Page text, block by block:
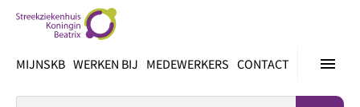
inhoud
menu
MIJNSKB WERKEN BIJ MEDEWERKERS CONTACT